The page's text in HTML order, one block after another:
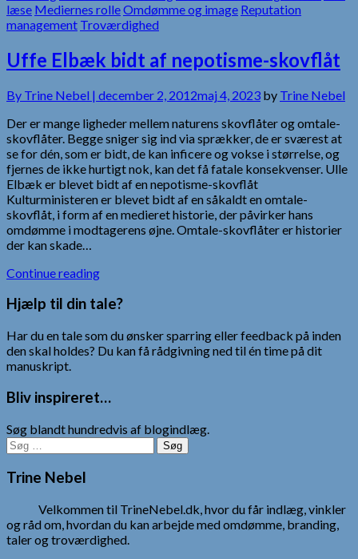
læse Mediernes rolleOmdømme og image Reputation
management Troværdighed
Uffe Elbæk bidt af nepotisme-skovflåt
By Trine Nebel | december 2, 2012maj 4, 2023 by Trine Nebel
Der er mange ligheder mellem naturens skovflåter og omtale-
skovflåter. Begge sniger sig ind via sprækker, de er sværest at
se for dén, som er bidt, de kan inficere og vokse i størrelse, og
fjernes de ikke hurtigt nok, kan det få fatale konsekvenser. Ulle
Elbæk er blevet bidt af en nepotisme-skovflåt
Kulturministeren er blevet bidt af en såkaldt en omtale-
skovflåt, i form af en medieret historie, der påvirker hans
omdømme i modtagerens øjne. Omtale-skovflåter er historier
der kan skade…
Continue reading
Hjælp til din tale?
Har du en tale som du ønsker sparring eller feedback på inden
den skal holdes? Du kan få rådgivning ned til én time på dit
manuskript.
Bliv inspireret…
Søg blandt hundredvis af blogindlæg.
Søg
efter:
Trine Nebel
Velkommen til TrineNebel.dk, hvor du får indlæg, vinkler
og råd om, hvordan du kan arbejde med omdømme, branding,
taler og troværdighed.